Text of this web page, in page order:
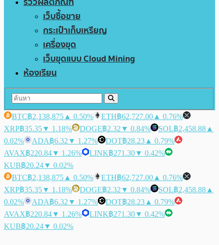
เว็บซื้อขาย
กระเป๋าเก็บเหรียญ
เครื่องขุด
เว็บขุดแบบ Cloud Mining
ห้องเรียน
BTC฿2,138,875 ▲ 0.50% ETH฿62,727.00 ▲ 0.76%
XRP฿35.35▼ 1.18% DOGE฿2.32 ▼ 0.84% SOL฿2,458.88 ▲
0.02%
ADA฿6.32 ▼ 1.27% DOT฿28.23 ▲ 0.79%
AVAX฿220.84▼ 1.26% LINK฿271.30▼ 0.42%
KUB฿20.24▼ 0.02%
BTC฿2,138,875 ▲ 0.50% ETH฿62,727.00 ▲ 0.76%
XRP฿35.35▼ 1.18% DOGE฿2.32 ▼ 0.84% SOL฿2,458.88 ▲
0.02%
ADA฿6.32 ▼ 1.27% DOT฿28.23 ▲ 0.79%
AVAX฿220.84▼ 1.26% LINK฿271.30▼ 0.42%
KUB฿20.24▼ 0.02%